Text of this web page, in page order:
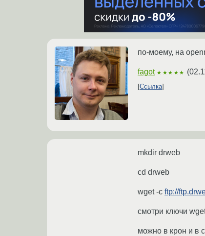
по-моему, на
fagot ★★★★★ (
Ссылка
mkdir drweb
cd drweb
wget -c ftp://
смотри ключи
можно в крон и в